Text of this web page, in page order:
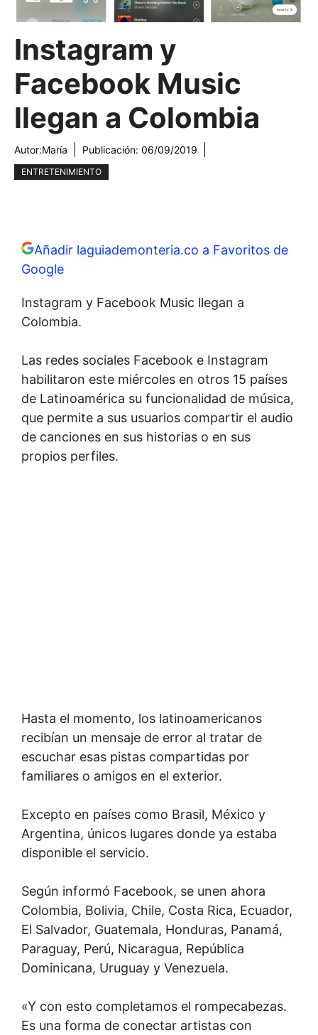
Instagram y
Facebook Music
llegan a Colombia
Autor:María Publicación: 06/09/2019
ENTRETENIMIENTO
Añadir laguiademonteria.co a Favoritos de
Google
Instagram y Facebook Music llegan a
Colombia.
Las redes sociales Facebook e Instagram
habilitaron este miércoles en otros 15 países
de Latinoamérica su funcionalidad de música,
que permite a sus usuarios compartir el audio
de canciones en sus historias o en sus
propios perfiles.
Hasta el momento, los latinoamericanos
recibían un mensaje de error al tratar de
escuchar esas pistas compartidas por
familiares o amigos en el exterior.
Excepto en países como Brasil, México y
Argentina, únicos lugares donde ya estaba
disponible el servicio.
Según informó Facebook, se unen ahora
Colombia, Bolivia, Chile, Costa Rica, Ecuador,
El Salvador, Guatemala, Honduras, Panamá,
Paraguay, Perú, Nicaragua, República
Dominicana, Uruguay y Venezuela.
«Y con esto completamos el rompecabezas.
Es una forma de conectar artistas con